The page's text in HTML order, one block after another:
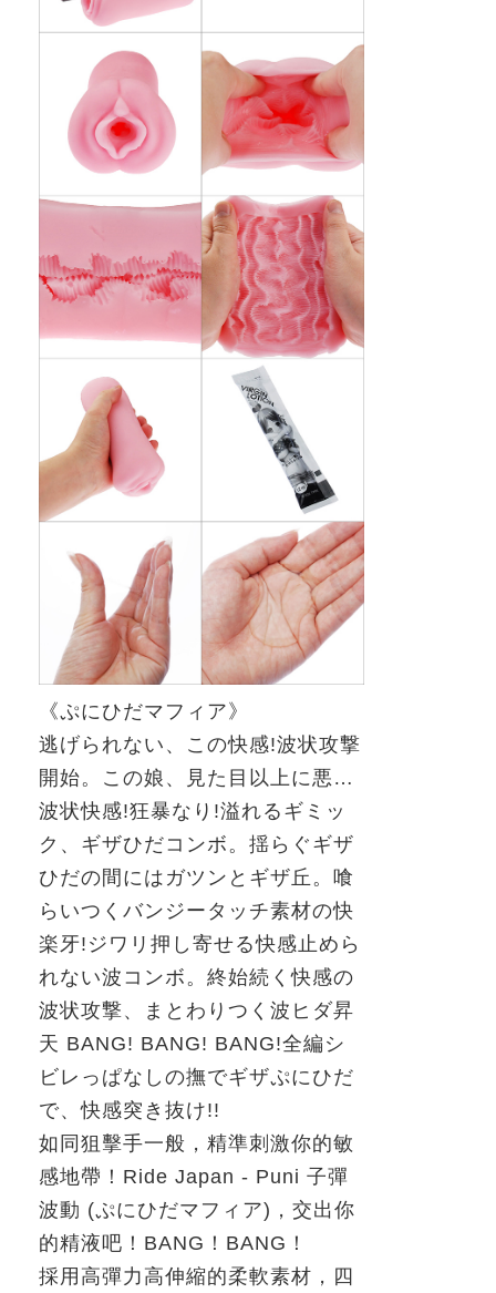
《ぷにひだマフィア》
逃げられない、この快感!波状攻撃
開始。この娘、見た目以上に悪…
波状快感!狂暴なり !溢れるギミッ
ク、ギザひだコンボ。揺らぐギザ
ひだの間にはガツンとギザ丘。喰
らいつくバンジータッチ素材の快
楽牙! ジワリ押し寄せる快感止めら
れない波コンボ。終始続く快感の
波状攻撃、まとわりつく波ヒダ昇
天 BANG! BANG! BANG!全編シ
ビレっぱなしの撫でギザぷにひだ
で、快感突き抜け!!
如同狙擊手一般，精準刺激你的敏
感地帶！ Ride Japan - Puni 子彈
波動 (ぷにひだマフィア) ，交出你
的精液吧！ BANG ！ BANG ！
採用高彈力高伸縮的柔軟素材，四